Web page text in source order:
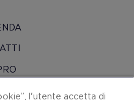
l'utente accetta di